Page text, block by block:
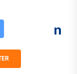
t-elle un